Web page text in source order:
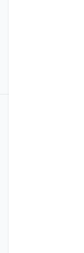
بر دانش فنی و
گام برمی‌دارد. ما
و زیربنای